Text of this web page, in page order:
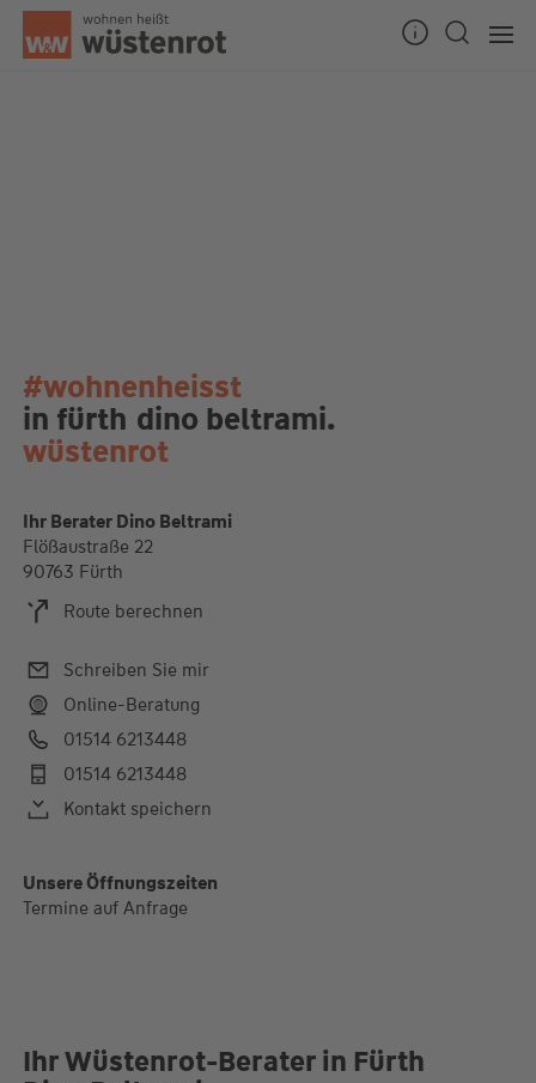
#wohnenheisst
in fürth dino beltrami.
wüstenrot
Ihr Berater Dino Beltrami
Flößaustraße 22
90763 Fürth
Route berechnen
Schreiben Sie mir
Online-Beratung
01514 6213448
01514 6213448
Kontakt speichern
Unsere Öffnungszeiten
Termine auf Anfrage
Ihr Wüstenrot-Berater in Fürth